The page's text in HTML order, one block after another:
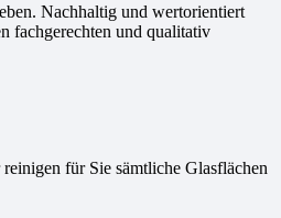
Nachhaltig und wertorientiert
fachgerechten und qualitativ
für Sie sämtliche Glasflächen